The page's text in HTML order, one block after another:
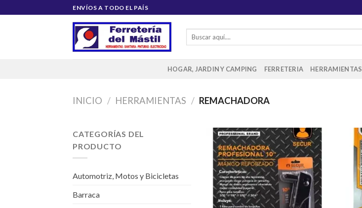
al
ENVÍOS A TODO EL PAÍS
Buscar
HOGAR, JARDIN Y CAMPING FERRETERIA HERRAMIENTAS
INICIO / HERRAMIENTAS / REMACHADORA
CATEGORÍAS DEL
PRODUCTO
Automotriz, Motos y Bicicletas
Barraca
Añadir
a la
lista de
deseos